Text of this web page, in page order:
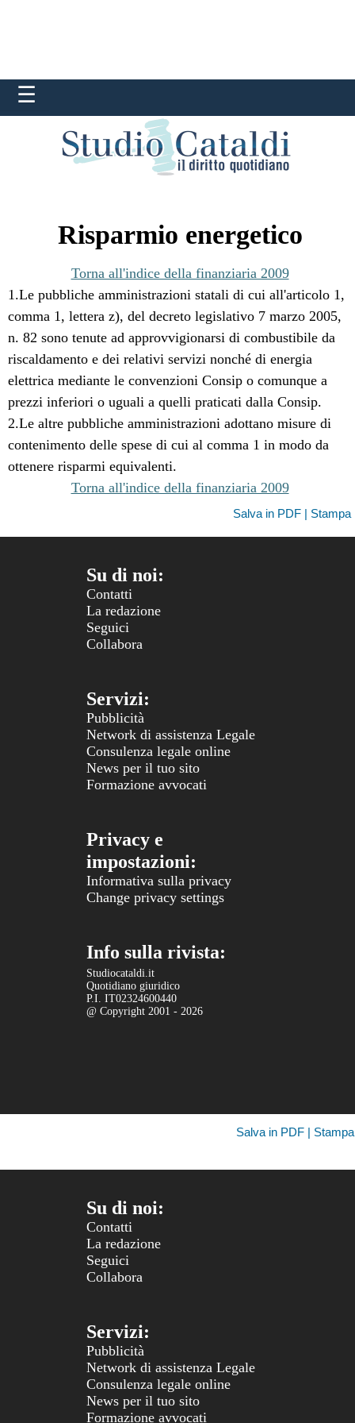
Risparmio energetico
Torna all'indice della finanziaria 2009
1.Le pubbliche amministrazioni statali di cui all'articolo 1,
comma 1, lettera z), del decreto legislativo 7 marzo 2005,
n. 82 sono tenute ad approvvigionarsi di combustibile da
riscaldamento e dei relativi servizi nonché di energia
elettrica mediante le convenzioni Consip o comunque a
prezzi inferiori o uguali a quelli praticati dalla Consip.
2.Le altre pubbliche amministrazioni adottano misure di
contenimento delle spese di cui al comma 1 in modo da
ottenere risparmi equivalenti.
Torna all'indice della finanziaria 2009
Salva in PDF | Stampa
Su di noi:
Contatti
La redazione
Seguici
Collabora
Servizi:
Pubblicità
Network di assistenza Legale
Consulenza legale online
News per il tuo sito
Formazione avvocati
Privacy e
impostazioni:
Informativa sulla privacy
Change privacy settings
Info sulla rivista:
Studiocataldi.it
Quotidiano giuridico
P.I. IT02324600440
@ Copyright 2001 - 2026
Salva in PDF | Stampa
Su di noi:
Contatti
La redazione
Seguici
Collabora
Servizi:
Pubblicità
Network di assistenza Legale
Consulenza legale online
News per il tuo sito
Formazione avvocati